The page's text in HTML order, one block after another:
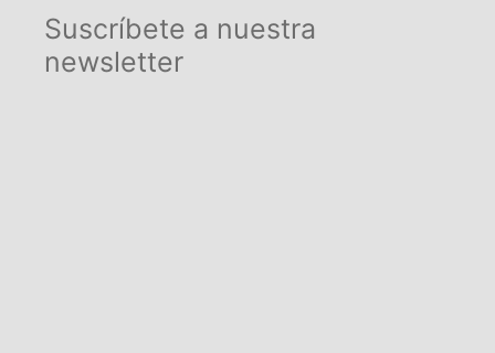
Suscríbete a nuestra
newsletter